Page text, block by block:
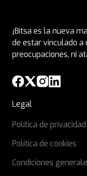
¡Bitsa es la nueva
de estar vinculado a
preocupaciones, ni
Legal
Política de privacidad
Política de cookies
Condiciones